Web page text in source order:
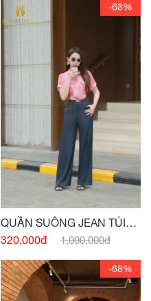
-68%
QUẦN SUÔNG JEAN TÚI
TRƯỚC
320,000đ 1,000,000đ
-68%